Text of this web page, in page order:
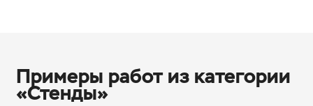
Примеры работ из категории
«Стенды»